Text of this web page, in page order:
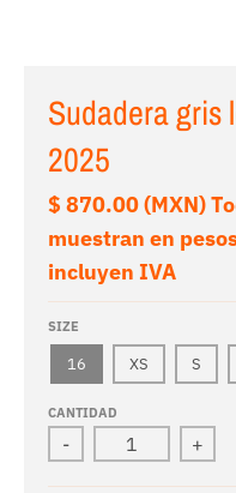
Sudadera gris
2025
$ 870.00 (MXN)
muestran en
incluyen IVA
SIZE
16 XS S
CANTIDAD
- +